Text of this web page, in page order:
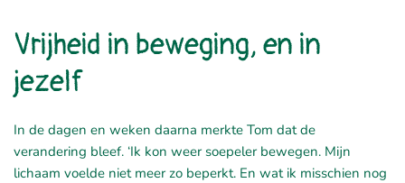
Vrijheid in beweging, en in
jezelf
In de dagen en weken daarna merkte Tom dat de
verandering bleef. ‘Ik kon weer soepeler bewegen. Mijn
lichaam voelde niet meer zo beperkt. En wat ik misschien nog